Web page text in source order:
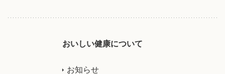
おいしい健康について
お知らせ